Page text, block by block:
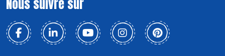
Nous suivre sur